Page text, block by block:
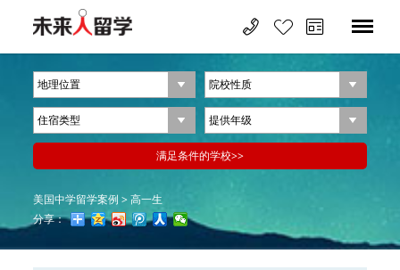
美国中学留学案例 >高一生
分享：